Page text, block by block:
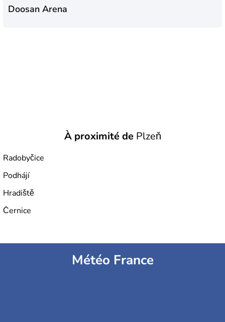
Doosan Arena
À proximité dePlzeň
Radobyčice
Podhájí
Hradiště
Černice
Météo France